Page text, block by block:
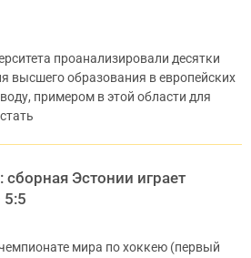
проанализировали десятки
высшего образования в европейских
примером в этой области для
Эстонии играет
5:5
мира по хоккею (первый